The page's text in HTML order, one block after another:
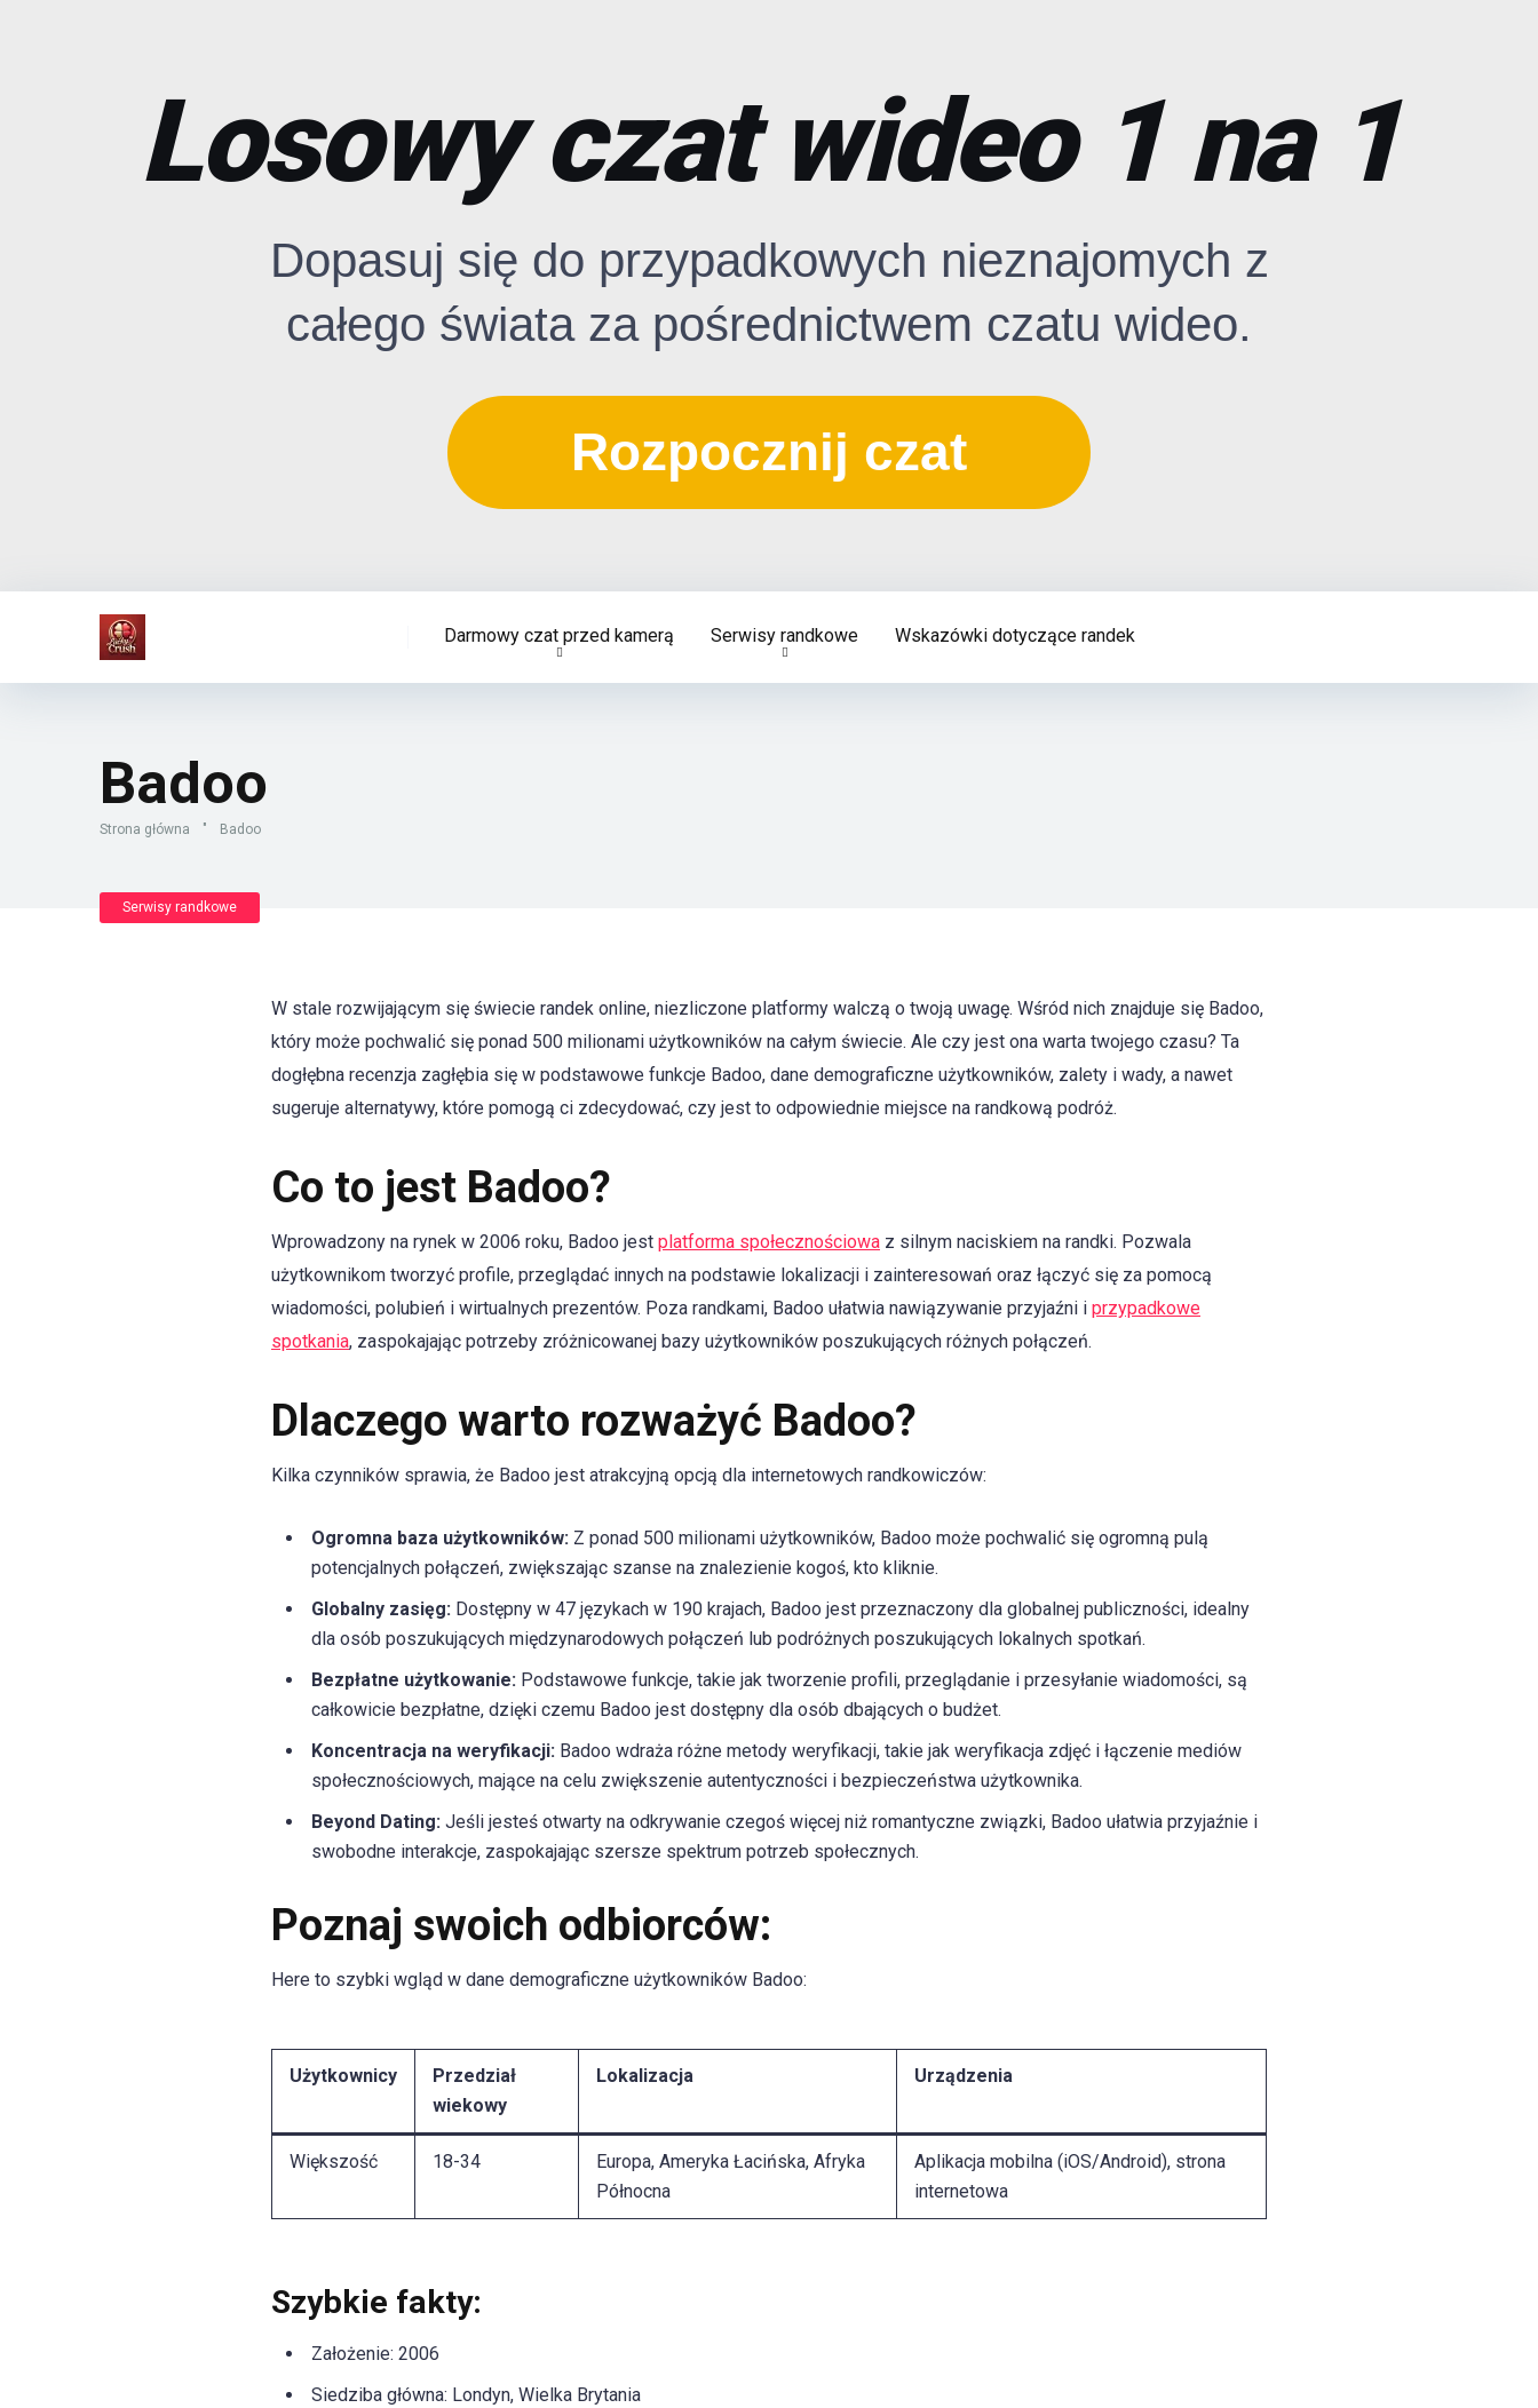
Losowy czat wideo 1 na 1
Dopasuj się do przypadkowych nieznajomych z
całego świata za pośrednictwem czatu wideo.
Rozpocznij czat
Darmowy czat przed kamerą Serwisy randkowe Wskazówki dotyczące randek
Badoo
Strona główna " Badoo
Serwisy randkowe
W stale rozwijającym się świecie randek online, niezliczone platformy walczą o twoją uwagę. Wśród nich znajduje się Badoo,
który może pochwalić się ponad 500 milionami użytkowników na całym świecie. Ale czy jest ona warta twojego czasu? Ta
dogłębna recenzja zagłębia się w podstawowe funkcje Badoo, dane demograficzne użytkowników, zalety i wady, a nawet
sugeruje alternatywy, które pomogą ci zdecydować, czy jest to odpowiednie miejsce na randkową podróż.
Co to jest Badoo?
Wprowadzony na rynek w 2006 roku, Badoo jest platforma społecznościowa z silnym naciskiem na randki. Pozwala
użytkownikom tworzyć profile, przeglądać innych na podstawie lokalizacji i zainteresowań oraz łączyć się za pomocą
wiadomości, polubień i wirtualnych prezentów. Poza randkami, Badoo ułatwia nawiązywanie przyjaźni i przypadkowe
spotkania, zaspokajając potrzeby zróżnicowanej bazy użytkowników poszukujących różnych połączeń.
Dlaczego warto rozważyć Badoo?
Kilka czynników sprawia, że Badoo jest atrakcyjną opcją dla internetowych randkowiczów:
Ogromna baza użytkowników: Z ponad 500 milionami użytkowników, Badoo może pochwalić się ogromną pulą
potencjalnych połączeń, zwiększając szanse na znalezienie kogoś, kto kliknie.
Globalny zasięg: Dostępny w 47 językach w 190 krajach, Badoo jest przeznaczony dla globalnej publiczności, idealny
dla osób poszukujących międzynarodowych połączeń lub podróżnych poszukujących lokalnych spotkań.
Bezpłatne użytkowanie: Podstawowe funkcje, takie jak tworzenie profili, przeglądanie i przesyłanie wiadomości, są
całkowicie bezpłatne, dzięki czemu Badoo jest dostępny dla osób dbających o budżet.
Koncentracja na weryfikacji: Badoo wdraża różne metody weryfikacji, takie jak weryfikacja zdjęć i łączenie mediów
społecznościowych, mające na celu zwiększenie autentyczności i bezpieczeństwa użytkownika.
Beyond Dating: Jeśli jesteś otwarty na odkrywanie czegoś więcej niż romantyczne związki, Badoo ułatwia przyjaźnie i
swobodne interakcje, zaspokajając szersze spektrum potrzeb społecznych.
Poznaj swoich odbiorców:
Here to szybki wgląd w dane demograficzne użytkowników Badoo:
Użytkownicy
Przedział
wiekowy
Lokalizacja Urządzenia
Większość 18-34
Europa, Ameryka Łacińska, Afryka
Północna
Aplikacja mobilna (iOS/Android), strona
internetowa
Szybkie fakty:
Założenie: 2006
Siedziba główna: Londyn, Wielka Brytania